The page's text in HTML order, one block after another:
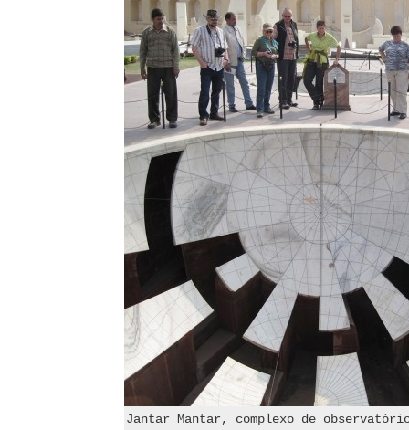
Jantar Mantar, complexo de